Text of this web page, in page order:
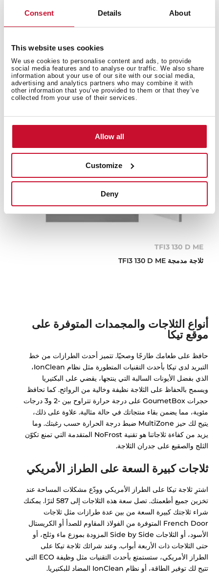
Consent Details About
This website uses cookies
We use cookies to personalise content and ads, to provide
social media features and to analyse our traffic. We also share
information about your use of our site with our social media,
advertising and analytics partners who may combine it with
other information that you’ve provided to them or that they’ve
collected from your use of their services.
Allow all
Customize
Deny
ثلاجة مدمجة مع تحكم إلكتروني مقاس 178 سنتم
TFI3 130 D ME
ثلاجة مدمجة TFI3 130 D ME
أنواع الثلاجات والمجمدات المتوفرة على
موقع تيكا
حافظ على طعامك طازجًا وصحيًا. تتميز أحدث الطرازات من خط
التبريد لدى تيكا بأحدث التقنيات المتطورة مثل نظام IonClean،
الذي بفضل الأيونات السالبة التي ينتجها، يقضي على البكتيريا
ويسمح بالحفاظ على الثلاجة نظيفة وخالية من الروائح. كما تحافظ
حجرات GoumetBox على درجة حرارة تتراوح بين -2 و3 درجات
مئوية، مما يضمن بقاء منتجاتك في حالة مثالية. علاوة على ذلك،
يتيح لك حيز MultiZone ضبط درجة الحرارة حسب رغبتك. وما
يزيد من كفاءة ثلاجاتنا هو تقنية NoFrost المتقدمة التي تمنع تكوّن
الثلج والصقيع على جدران الثلاجة.
ثلاجات كبيرة السعة على الطراز الأمريكي
اشترِ ثلاجة تيكا على الطراز الأمريكي وودّع مشكلات المساحة عند
تخزين جميع أطعمتك. تصل سعة هذه الثلاجات إلى 587 لترًا. يمكنك
شراء ثلاجتك كبيرة السعة من بين عدة طرازات مثل ثلاجات
French Door المتوفرة من الفولاذ المقاوم للصدأ أو الكريستال
الأسود، أو الثلاجات Side by Side المزودة بموزع ماء وثلج، أو
حتى الثلاجات ذات الأربعة أبواب. وعند شرائك ثلاجة تيكا على
الطراز الأمريكي، ستستمتع بأحدث التقنيات مثل وظيفة ECO التي
تتيح لك توفير الطاقة، أو نظام IonClean المضاد للبكتيريا.